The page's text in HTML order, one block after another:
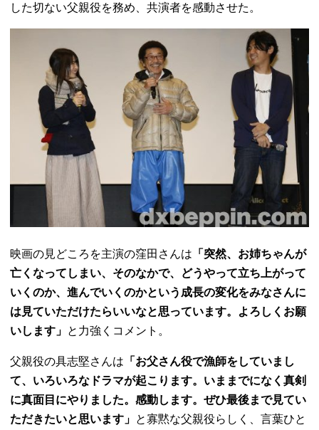
した切ない父親役を務め、共演者を感動させた。
映画の見どころを主演の窪田さんは 「突然、お姉ちゃんが
亡くなってしまい、そのなかで、どうやって立ち上がって
いくのか、進んでいくのかという成長の変化をみなさんに
は見ていただけたらいいなと思っています。よろしくお願
いします」 と力強くコメント。
父親役の具志堅さんは 「お父さん役で漁師をしていまし
て、いろいろなドラマが起こります。いままでになく真剣
に真面目にやりました。感動します。ぜひ最後まで見てい
ただきたいと思います」 と寡黙な父親役らしく、言葉ひと